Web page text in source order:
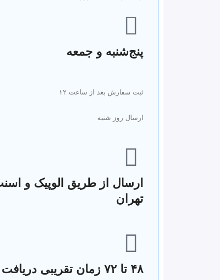
پنج‌شنبه و جمعه
ثبت سفارش بعد از ساعت ۱۲
ارسال روز شنبه
ارسال از طریق الوپیک و
تهران
۴۸ تا ۷۲ زمان تقریبی